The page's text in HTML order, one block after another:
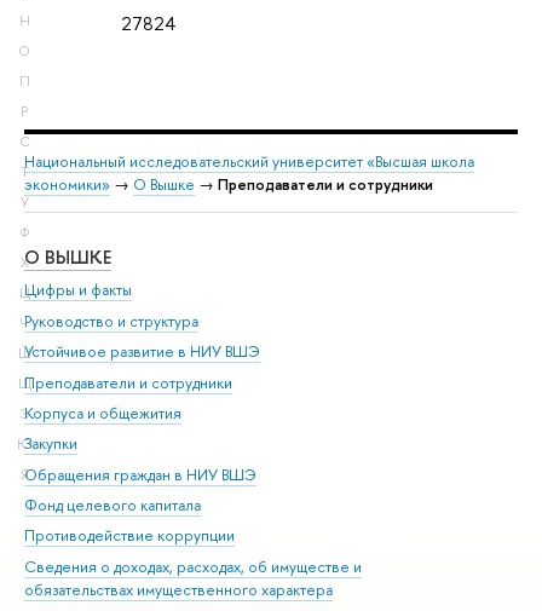
Н
О
П
Р
С
Т
У
Ф
Х
Ц
Ч
Ш
Щ
Э
Ю
Я
27824
Национальный исследовательский университет «Высшая школа
экономики» → О Вышке → Преподаватели и сотрудники
О ВЫШКЕ
Цифры и факты
Руководство и структура
Устойчивое развитие в НИУ ВШЭ
Преподаватели и сотрудники
Корпуса и общежития
Закупки
Обращения граждан в НИУ ВШЭ
Фонд целевого капитала
Противодействие коррупции
Сведения о доходах, расходах, об имуществе и
обязательствах имущественного характера